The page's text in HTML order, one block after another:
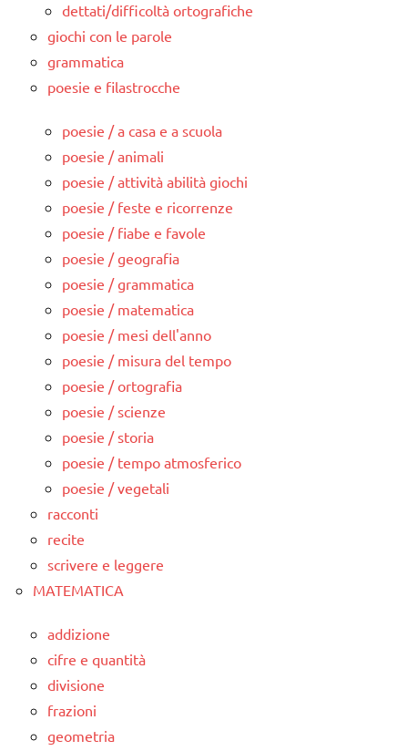
dettati/difficoltà ortografiche
giochi con le parole
grammatica
poesie e filastrocche
poesie / a casa e a scuola
poesie / animali
poesie / attività abilità giochi
poesie / feste e ricorrenze
poesie / fiabe e favole
poesie / geografia
poesie / grammatica
poesie / matematica
poesie / mesi dell'anno
poesie / misura del tempo
poesie / ortografia
poesie / scienze
poesie / storia
poesie / tempo atmosferico
poesie / vegetali
racconti
recite
scrivere e leggere
MATEMATICA
addizione
cifre e quantità
divisione
frazioni
geometria